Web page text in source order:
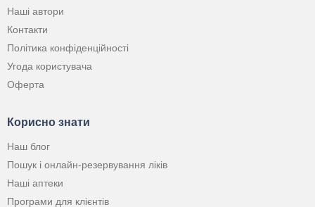
Наші автори
Контакти
Політика конфіденційності
Угода користувача
Оферта
Корисно знати
Наш блог
Пошук і онлайн-резервування ліків
Наші аптеки
Програми для клієнтів